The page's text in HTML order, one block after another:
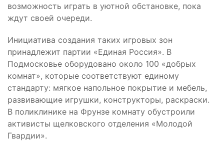
возможность играть в уютной обстановке, пока
ждут своей очереди.
Инициатива создания таких игровых зон
принадлежит партии «Единая Россия». В
Подмосковье оборудовано около 100 «добрых
комнат», которые соответствуют единому
стандарту: мягкое напольное покрытие и мебель,
развивающие игрушки, конструкторы, раскраски.
В поликлинике на Фрунзе комнату обустроили
активисты щелковского отделения «Молодой
Гвардии».